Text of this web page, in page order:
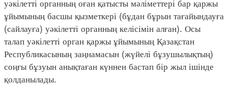
уәкілетті органның оған қатысты мәліметтері бар қаржы
ұйымының басшы қызметкері (бұдан бұрын тағайындауға
(сайлауға) уәкілетті органның келісімін алған). Осы
талап уәкілетті орган қаржы ұйымының Қазақстан
Республикасының заңнамасын (жүйелі бұзушылықтың)
соңғы бұзуын анықтаған күннен бастап бір жыл ішінде
қолданылады.